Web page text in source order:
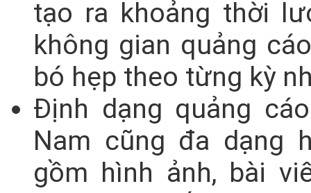
tạo ra khoảng thời
không gian quảng
bó hẹp theo từng kỳ
Định dạng quảng
Nam cũng đa dạng
gồm hình ảnh, bài